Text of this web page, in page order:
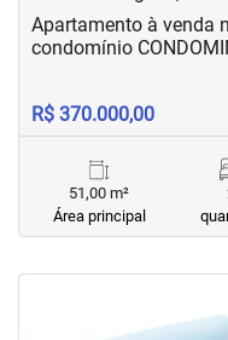
Apartamento à venda
condomínio
R$ 370.000,00
51,00 m²
Área principal